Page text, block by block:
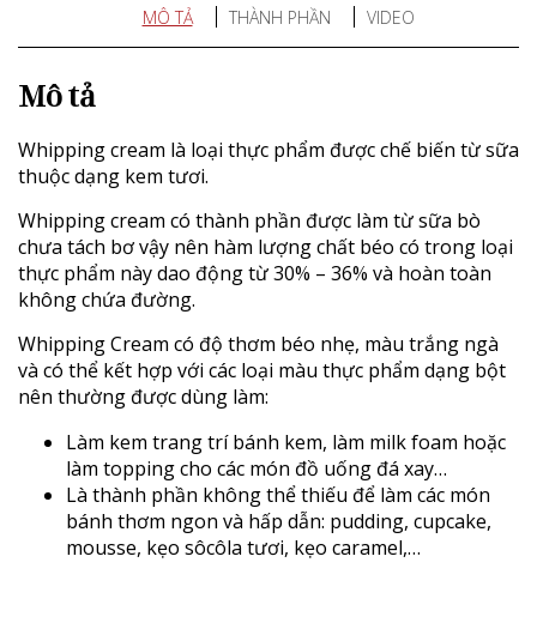
MÔ TẢ THÀNH PHẦN VIDEO
Mô tả
Whipping cream là loại thực phẩm được chế biến từ sữa
thuộc dạng kem tươi.
Whipping cream có thành phần được làm từ sữa bò
chưa tách bơ vậy nên hàm lượng chất béo có trong loại
thực phẩm này dao động từ 30% – 36% và hoàn toàn
không chứa đường.
Whipping Cream có độ thơm béo nhẹ, màu trắng ngà
và có thể kết hợp với các loại màu thực phẩm dạng bột
nên thường được dùng làm:
Làm kem trang trí bánh kem, làm milk foam hoặc
làm topping cho các món đồ uống đá xay…
Là thành phần không thể thiếu để làm các món
bánh thơm ngon và hấp dẫn: pudding, cupcake,
mousse, kẹo sôcôla tươi, kẹo caramel,…